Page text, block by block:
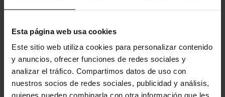
Esta página web usa cookies
Este sitio web utiliza cookies para personalizar contenido
y anuncios, ofrecer funciones de redes sociales y
analizar el tráfico. Compartimos datos de uso con
nuestros socios de redes sociales, publicidad y análisis,
quienes pueden combinarla con otra información que les
4,99 € 3,99 € 4,99 € 3,99 €
-20%